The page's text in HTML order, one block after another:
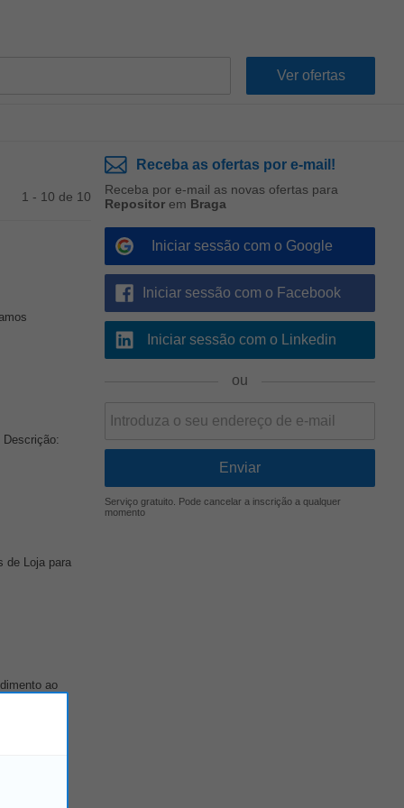
1 - 10 de 10
Descrição:
de Loja para
ao
Receba as ofertas por e-mail!
Receba por e-mail as novas ofertas para
Repositor em Braga
Iniciar sessão com o Google
Iniciar sessão com o Facebook
Iniciar sessão com o Linkedin
ou
Serviço gratuito. Pode cancelar a inscrição a qualquer
momento